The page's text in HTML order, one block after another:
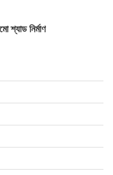
শ্যাড নির্মাণ